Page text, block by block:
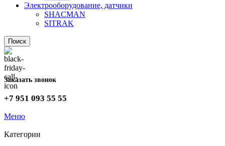
Электрооборудование, датчики
SHACMAN
SITRAK
Поиск
Заказать звонок
+7 951 093 55 55
Меню
Категории